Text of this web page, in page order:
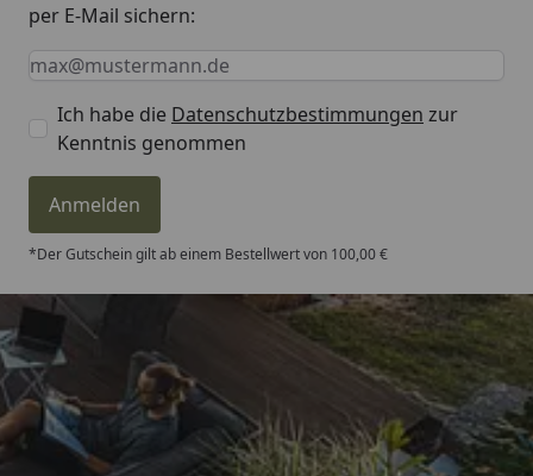
per E-Mail sichern:
Keine Eingabe erforderlich
Eingabe erforderlich
E-Mail *
Ich habe die Datenschutzbestimmungen zur
Kenntnis genommen
Anmelden
*Der Gutschein gilt ab einem Bestellwert von 100,00 €
Trusted Shops
4,81/ 5